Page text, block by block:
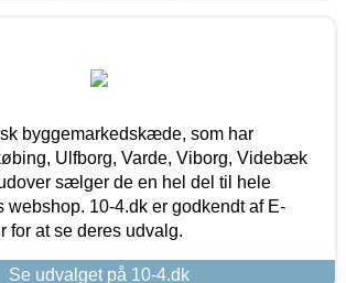
byggemarkedskæde, som har
Ulfborg, Varde, Viborg, Videbæk
sælger de en hel del til hele
webshop. 10-4.dk er godkendt af E-
for at se deres udvalg.
Se udvalget på 10-4.dk